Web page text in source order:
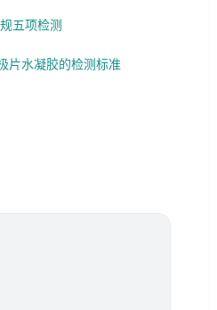
五项检测
片水凝胶的检测标准